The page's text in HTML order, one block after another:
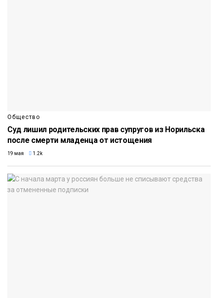
Общество
Суд лишил родительских прав супругов из Норильска
после смерти младенца от истощения
19 мая 1.2k